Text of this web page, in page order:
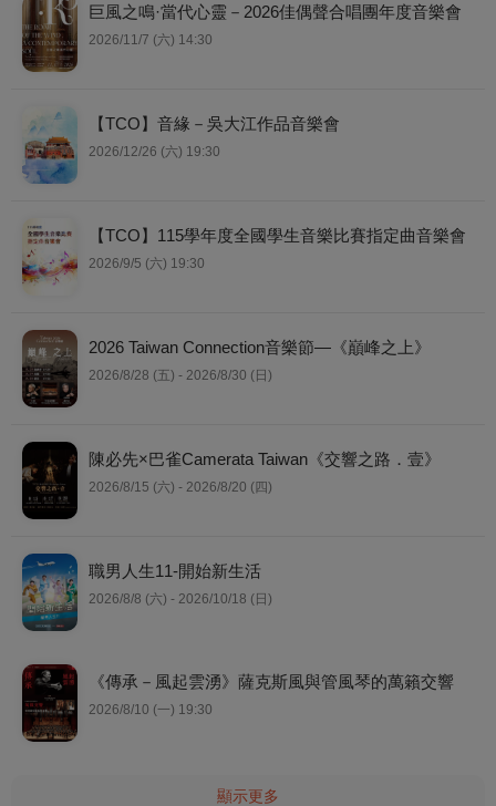
巨風之鳴·當代心靈－2026佳偶聲合唱團年度音樂會
2026/11/7 (六) 14:30
【TCO】音緣－吳大江作品音樂會
2026/12/26 (六) 19:30
【TCO】115學年度全國學生音樂比賽指定曲音樂會
2026/9/5 (六) 19:30
2026 Taiwan Connection音樂節—《巔峰之上》
2026/8/28 (五) - 2026/8/30 (日)
陳必先×巴雀Camerata Taiwan《交響之路．壹》
2026/8/15 (六) - 2026/8/20 (四)
職男人生11-開始新生活
2026/8/8 (六) - 2026/10/18 (日)
《傳承－風起雲湧》薩克斯風與管風琴的萬籟交響
2026/8/10 (一) 19:30
顯示更多